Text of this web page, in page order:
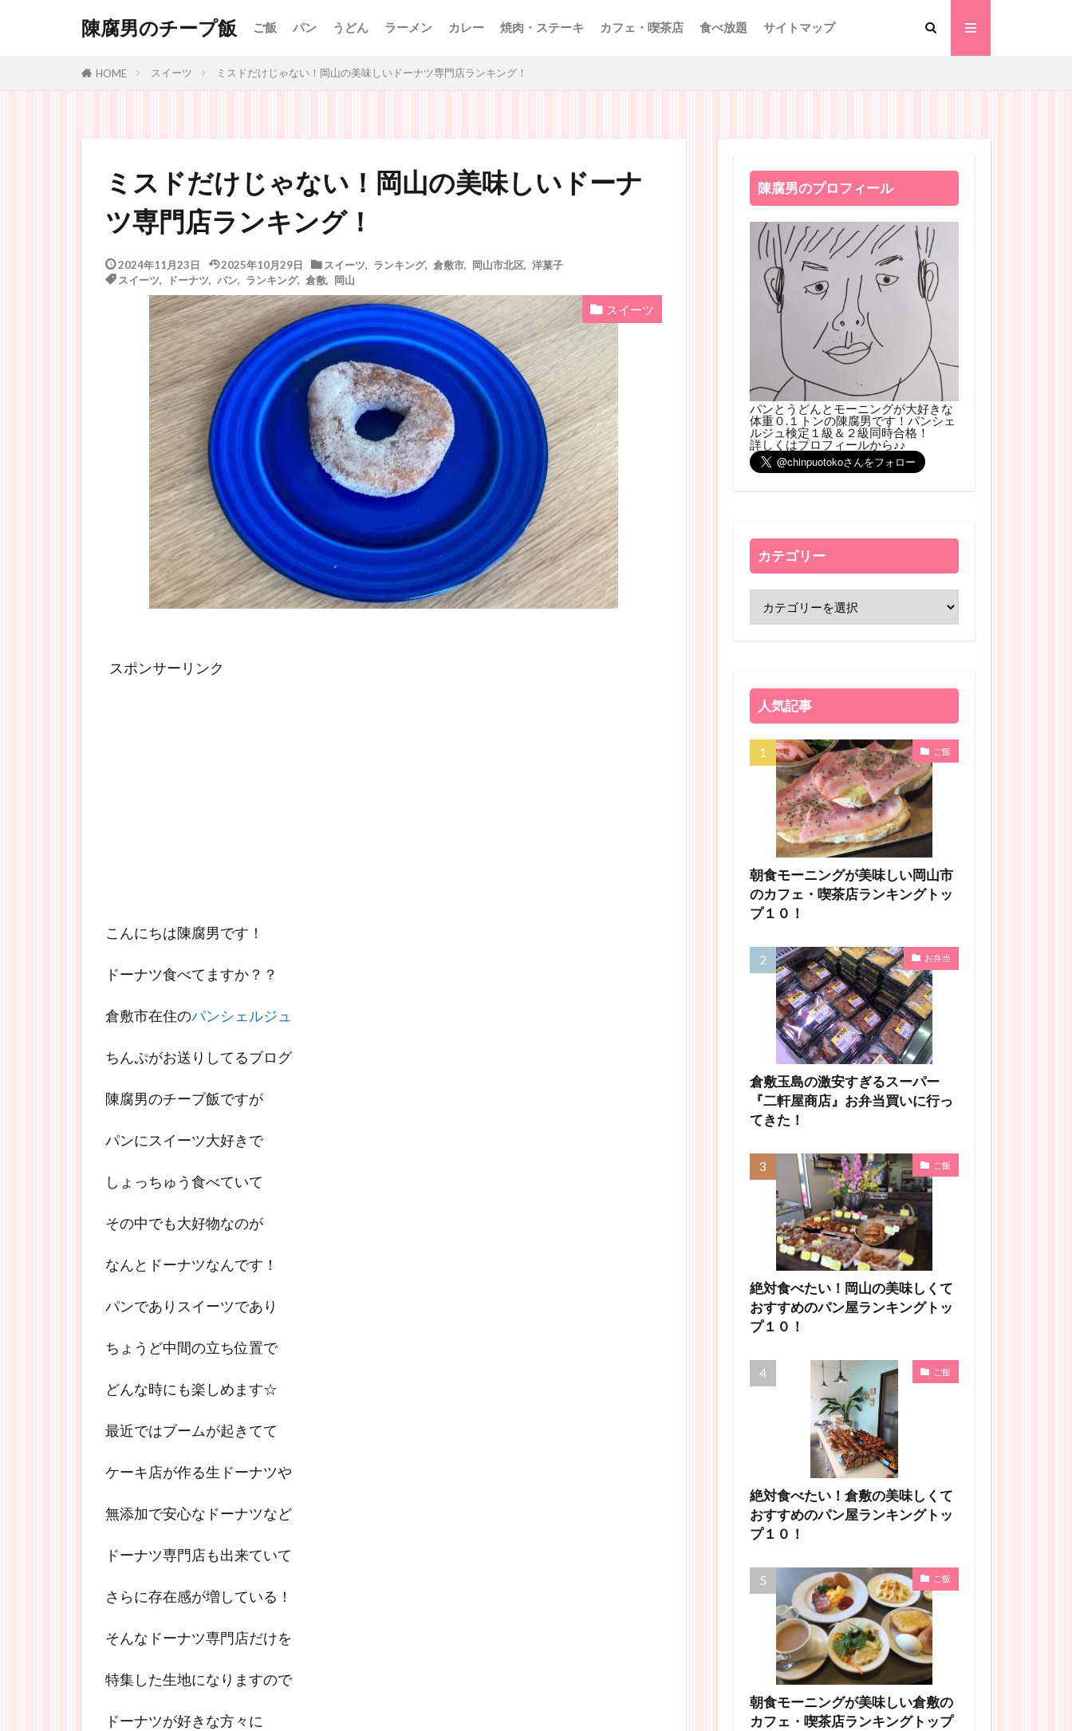
陳腐男のチープ飯 ご飯 パン うどん ラーメン カレー 焼肉・ステーキ カフェ・喫茶店 食べ放題 サイトマップ
HOME スイーツ ミスドだけじゃない！岡山の美味しいドーナツ専門店ランキング！
ミスドだけじゃない！岡山の美味しいドーナ
ツ専門店ランキング！
2024年11月23日 2025年10月29日 スイーツ ランキング, 倉敷市, 岡山市北区, 洋菓子
スイーツ
ドーナツ パン, ランキング, 倉敷, 岡山
スイーツ
スポンサーリンク
こんにちは陳腐男です！
ドーナツ食べてますか？？
倉敷市在住のパンシェルジュ
ちんぷがお送りしてるブログ
陳腐男のチープ飯ですが
パンにスイーツ大好きで
しょっちゅう食べていて
その中でも大好物なのが
なんとドーナツなんです！
パンでありスイーツであり
ちょうど中間の立ち位置で
どんな時にも楽しめます☆
最近ではブームが起きてて
ケーキ店が作る生ドーナツや
無添加で安心なドーナツなど
ドーナツ専門店も出来ていて
さらに存在感が増している！
そんなドーナツ専門店だけを
特集した生地になりますので
ドーナツが好きな方々に
陳腐男のプロフィール
パンとうどんとモーニングが大好きな
体重０.１トンの陳腐男です！パンシェ
ルジュ検定１級＆２級同時合格！
詳しくはプロフィールから♪♪
カテゴリー
人気記事
ご飯
朝食モーニングが美味しい岡山市
のカフェ・喫茶店ランキングトッ
プ１０！
お弁当
倉敷玉島の激安すぎるスーパー
『二軒屋商店』お弁当買いに行っ
てきた！
ご飯
絶対食べたい！岡山の美味しくて
おすすめのパン屋ランキングトッ
プ１０！
ご飯
絶対食べたい！倉敷の美味しくて
おすすめのパン屋ランキングトッ
プ１０！
ご飯
朝食モーニングが美味しい倉敷の
カフェ・喫茶店ランキングトップ